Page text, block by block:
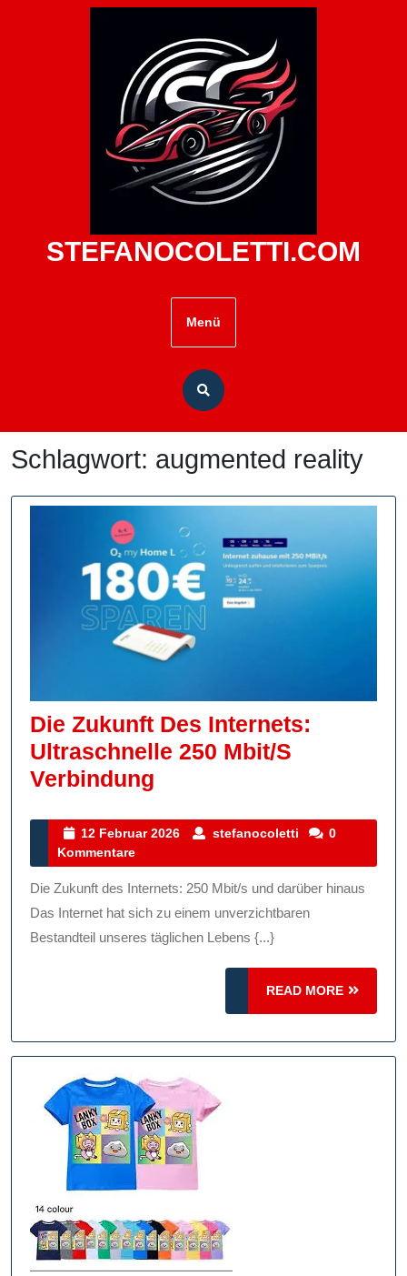
STEFANOCOLETTI.COM
Menü
Schlagwort: augmented reality
Die Zukunft Des Internets:
Ultraschnelle 250 Mbit/s
Verbindung
Des
Ultraschnelle
250
Mbit/s
Verbindung
12 Februar 2026
12
2026
stefanocoletti stefanocoletti
0
Kommentare
Die Zukunft des Internets: 250 Mbit/s und darüber hinaus
Das Internet hat sich zu einem unverzichtbaren
Bestandteil unseres täglichen Lebens {...}
READ MORE
READ
MORE